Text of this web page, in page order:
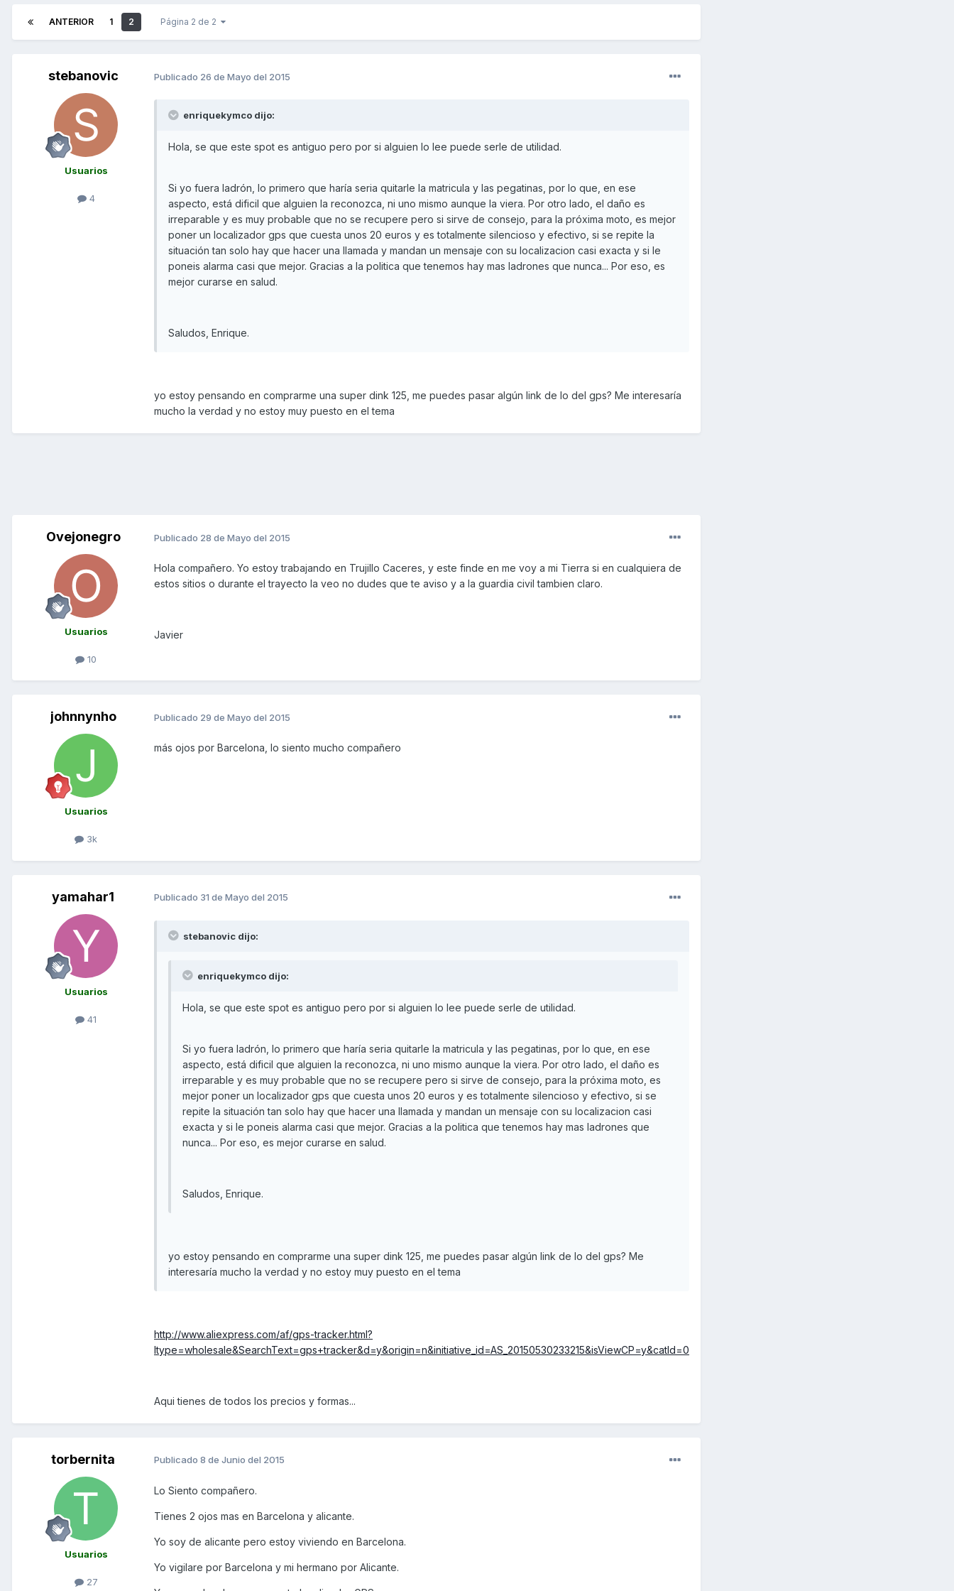
ANTERIOR 1 2 Página 2 de 2
stebanovic
Usuarios
4
Publicado 26 de Mayo del 2015
enriquekymco dijo:
Hola, se que este spot es antiguo pero por si alguien lo lee puede serle de utilidad.
Si yo fuera ladrón, lo primero que haría seria quitarle la matricula y las pegatinas, por lo que, en ese
aspecto, está dificil que alguien la reconozca, ni uno mismo aunque la viera. Por otro lado, el daño es
irreparable y es muy probable que no se recupere pero si sirve de consejo, para la próxima moto, es mejor
poner un localizador gps que cuesta unos 20 euros y es totalmente silencioso y efectivo, si se repite la
situación tan solo hay que hacer una llamada y mandan un mensaje con su localizacion casi exacta y si le
poneis alarma casi que mejor. Gracias a la politica que tenemos hay mas ladrones que nunca... Por eso, es
mejor curarse en salud.
Saludos, Enrique.
yo estoy pensando en comprarme una super dink 125, me puedes pasar algún link de lo del gps? Me interesaría
mucho la verdad y no estoy muy puesto en el tema
Ovejonegro
Usuarios
10
Publicado 28 de Mayo del 2015
Hola compañero. Yo estoy trabajando en Trujillo Caceres, y este finde en me voy a mi Tierra si en cualquiera de
estos sitios o durante el trayecto la veo no dudes que te aviso y a la guardia civil tambien claro.
Javier
johnnynho
Usuarios
3k
Publicado 29 de Mayo del 2015
más ojos por Barcelona, lo siento mucho compañero
yamahar1
Usuarios
41
Publicado 31 de Mayo del 2015
stebanovic dijo:
enriquekymco dijo:
Hola, se que este spot es antiguo pero por si alguien lo lee puede serle de utilidad.
Si yo fuera ladrón, lo primero que haría seria quitarle la matricula y las pegatinas, por lo que, en ese
aspecto, está dificil que alguien la reconozca, ni uno mismo aunque la viera. Por otro lado, el daño es
irreparable y es muy probable que no se recupere pero si sirve de consejo, para la próxima moto, es
mejor poner un localizador gps que cuesta unos 20 euros y es totalmente silencioso y efectivo, si se
repite la situación tan solo hay que hacer una llamada y mandan un mensaje con su localizacion casi
exacta y si le poneis alarma casi que mejor. Gracias a la politica que tenemos hay mas ladrones que
nunca... Por eso, es mejor curarse en salud.
Saludos, Enrique.
yo estoy pensando en comprarme una super dink 125, me puedes pasar algún link de lo del gps? Me
interesaría mucho la verdad y no estoy muy puesto en el tema
http://www.aliexpress.com/af/gps-tracker.html?
ltype=wholesale&SearchText=gps+tracker&d=y&origin=n&initiative_id=AS_20150530233215&isViewCP=y&catId=0
Aqui tienes de todos los precios y formas...
torbernita
Usuarios
27
Publicado 8 de Junio del 2015
Lo Siento compañero.
Tienes 2 ojos mas en Barcelona y alicante.
Yo soy de alicante pero estoy viviendo en Barcelona.
Yo vigilare por Barcelona y mi hermano por Alicante.